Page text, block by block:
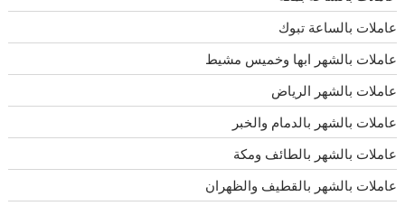
عاملات بالساعة تبوك
عاملات بالشهر ابها وخميس مشيط
عاملات بالشهر الرياض
عاملات بالشهر بالدمام والخبر
عاملات بالشهر بالطائف ومكة
عاملات بالشهر بالقطيف والظهران